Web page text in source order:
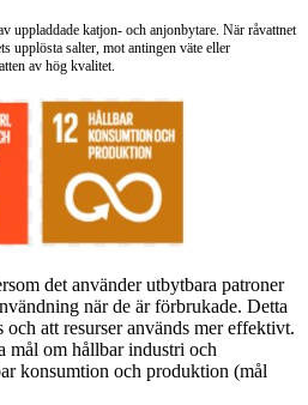
uppladdade katjon- och anjonbytare. När råvattnet
upplösta salter, mot antingen väte eller
av hög kvalitet.
det använder utbytbara patroner
när de är förbrukade. Detta
att resurser används mer effektivt.
mål om hållbar industri och
konsumtion och produktion (mål